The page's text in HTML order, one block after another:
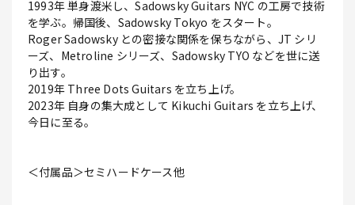
1993年 単身渡米し、Sadowsky Guitars NYC の工房で技術
を学ぶ。帰国後、Sadowsky Tokyo をスタート。
Roger Sadowsky との密接な関係を保ちながら、JT シリ
ーズ、Metroline シリーズ、Sadowsky TYO などを世に送
り出す。
2019年 Three Dots Guitars を立ち上げ。
2023年 自身の集大成として Kikuchi Guitars を立ち上げ、
今日に至る。
＜付属品＞セミハードケース他